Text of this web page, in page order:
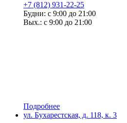
+7 (812) 931-22-25
Будни: с 9:00 до 21:00
Вых.: с 9:00 до 21:00
Подробнее
ул. Бухарестская, д. 118, к. 3